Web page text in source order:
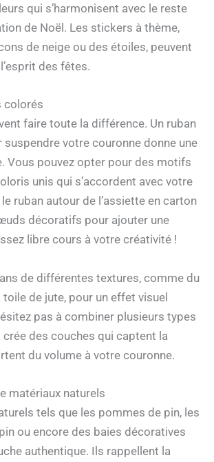
qui s’harmonisent avec le reste
de Noël. Les stickers à thème,
de neige ou des étoiles, peuvent
des fêtes.
colorés
faire toute la différence. Un ruban
suspendre votre couronne donne une
Vous pouvez opter pour des motifs
unis qui s’accordent avec votre
ruban autour de l’assiette en carton
décoratifs pour ajouter une
libre cours à votre créativité !
de différentes textures, comme du
toile de jute, pour un effet visuel
pas à combiner plusieurs types
crée des couches qui captent la
du volume à votre couronne.
matériaux naturels
tels que les pommes de pin, les
ou encore des baies décoratives
authentique. Ils rappellent la